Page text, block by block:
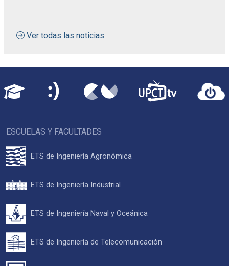
Ver todas las noticias
ESCUELAS Y FACULTADES
ETS de Ingeniería Agronómica
ETS de Ingeniería Industrial
ETS de Ingeniería Naval y Oceánica
ETS de Ingeniería de Telecomunicación